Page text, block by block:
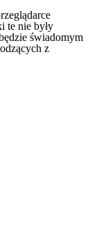
te nie były
świadomym
z